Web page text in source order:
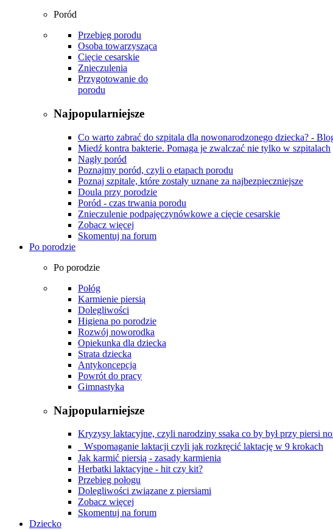
Poród
Przebieg porodu
Osoba towarzysząca
Cięcie cesarskie
Znieczulenia
Przygotowanie do
porodu
Najpopularniejsze
Co warto zabrać do szpitala dla nowonarodzonego dziecka? -
Miedź kontra bakterie. Pomaga je zwalczać nie tylko w szpitalach
Nagły poród
Poznajmy poród, czyli o etapach porodu
Poznaj szpitale, które zostały uznane za najbezpieczniejsze
Doula przy porodzie
Poród - czas trwania porodu
Znieczulenie podpajęczynówkowe a cięcie cesarskie
Zobacz więcej
Skomentuj na forum
Po porodzie
Po porodzie
Połóg
Karmienie piersią
Dolegliwości
Higiena po porodzie
Rozwój noworodka
Opiekunka dla dziecka
Strata dziecka
Antykoncepcja
Powrót do pracy
Gimnastyka
Najpopularniejsze
Kryzysy laktacyjne, czyli narodziny ssaka co by był przy piersi
Wspomaganie laktacji czyli jak rozkręcić laktację w 9 krokach
Jak karmić piersią - zasady karmienia
Herbatki laktacyjne - hit czy kit?
Przebieg połogu
Dolegliwości związane z piersiami
Zobacz więcej
Skomentuj na forum
Dziecko